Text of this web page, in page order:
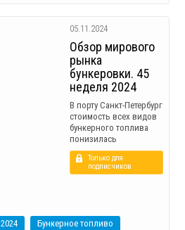
05.11.2024
Обзор мирового
рынка
бункеровки. 45
неделя 2024
В порту Санкт-Петербург
стоимость всех видов
бункерного топлива
понизилась
Только для
подписчиков
2024
Бункерное топливо